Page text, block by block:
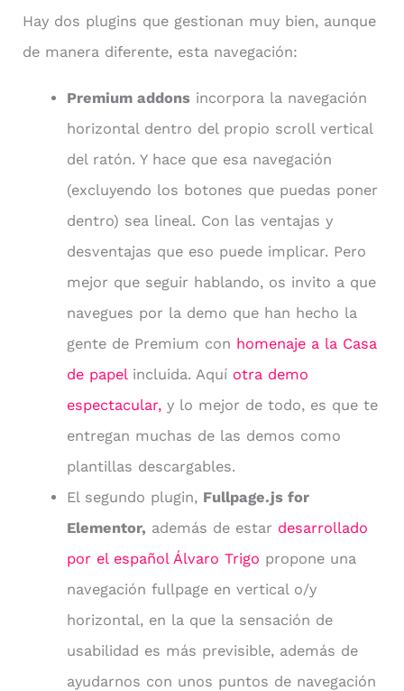
Hay dos plugins que gestionan muy bien, aunque
de manera diferente, esta navegación:
Premium addons incorpora la navegación
horizontal dentro del propio scroll vertical
del ratón. Y hace que esa navegación
(excluyendo los botones que puedas poner
dentro) sea lineal. Con las ventajas y
desventajas que eso puede implicar. Pero
mejor que seguir hablando, os invito a que
navegues por la demo que han hecho la
gente de Premium con homenaje a la Casa
de papel incluida. Aquí otra demo
espectacular, y lo mejor de todo, es que te
entregan muchas de las demos como
plantillas descargables.
El segundo plugin, Fullpage.js for
Elementor, además de estar desarrollado
por el español Álvaro Trigo propone una
navegación fullpage en vertical o/y
horizontal, en la que la sensación de
usabilidad es más previsible, además de
ayudarnos con unos puntos de navegación